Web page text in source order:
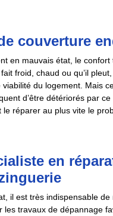
couverture
en mauvais état, le confort
froid, chaud ou qu’il
du logement. Mais
d’être détériorés par
réparer au plus vite le
en
il est très indispensable
les travaux de dépannage